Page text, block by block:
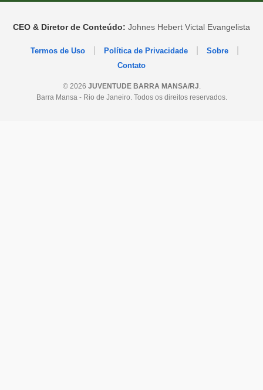
CEO & Diretor de Conteúdo: Johnes Hebert Victal Evangelista
Termos de Uso Política de Privacidade Sobre
Contato
© 2026 JUVENTUDE BARRA MANSA/RJ.
Barra Mansa - Rio de Janeiro. Todos os direitos reservados.